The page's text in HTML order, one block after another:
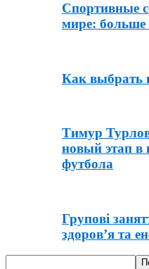
Спортивные
мире: больше
Как выбрать
Тимур
новый этап в
футбола
Групові
здоров’я та